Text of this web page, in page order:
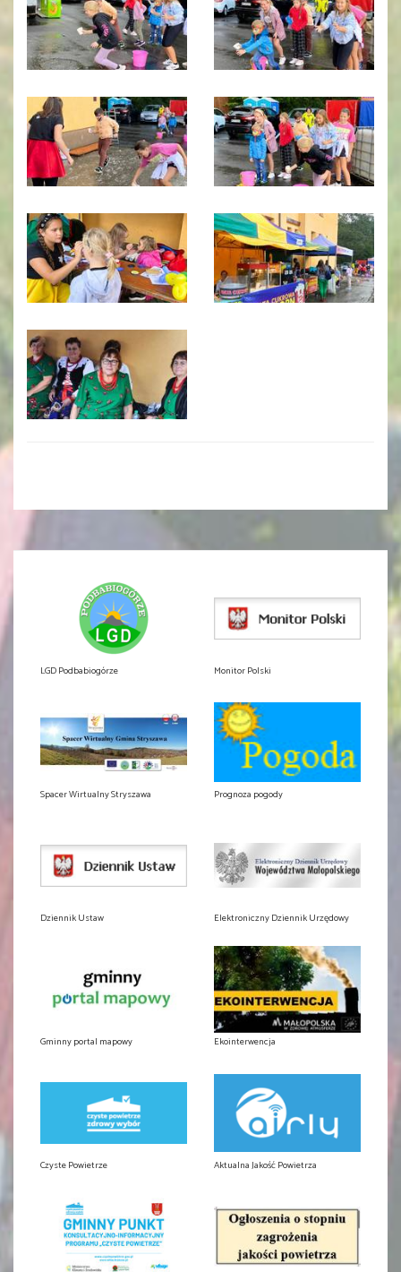
LGD Podbabiogórze Monitor Polski
Spacer Wirtualny Stryszawa Prognoza pogody
Dziennik Ustaw Elektroniczny Dziennik Urzędowy
Gminny portal mapowy Ekointerwencja
Czyste Powietrze Aktualna Jakość Powietrza